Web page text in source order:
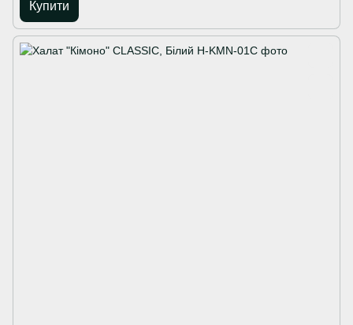
Купити